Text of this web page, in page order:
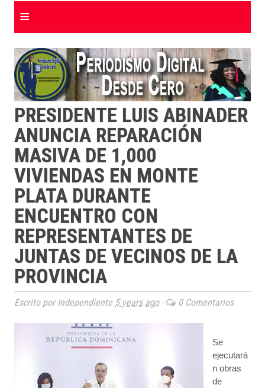
≡
PRESIDENTE LUIS ABINADER
ANUNCIA REPARACIÓN
MASIVA DE 1,000
VIVIENDAS EN MONTE
PLATA DURANTE
ENCUENTRO CON
REPRESENTANTES DE
JUNTAS DE VECINOS DE LA
PROVINCIA
Escrito por Independiente 5 years ago- 0 Comentarios
Se
ejecutará
n obras
de